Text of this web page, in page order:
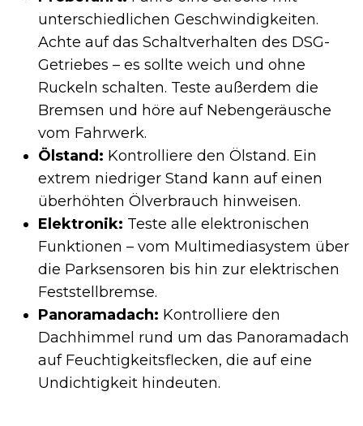
unterschiedlichen Geschwindigkeiten.
Achte auf das Schaltverhalten des DSG-
Getriebes – es sollte weich und ohne
Ruckeln schalten. Teste außerdem die
Bremsen und höre auf Nebengeräusche
vom Fahrwerk.
Ölstand: Kontrolliere den Ölstand. Ein
extrem niedriger Stand kann auf einen
überhöhten Ölverbrauch hinweisen.
Elektronik: Teste alle elektronischen
Funktionen – vom Multimediasystem über
die Parksensoren bis hin zur elektrischen
Feststellbremse.
Panoramadach: Kontrolliere den
Dachhimmel rund um das Panoramadach
auf Feuchtigkeitsflecken, die auf eine
Undichtigkeit hindeuten.